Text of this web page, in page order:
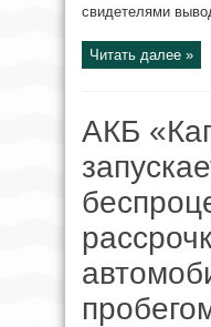
свидетелями
Читать далее »
АКБ